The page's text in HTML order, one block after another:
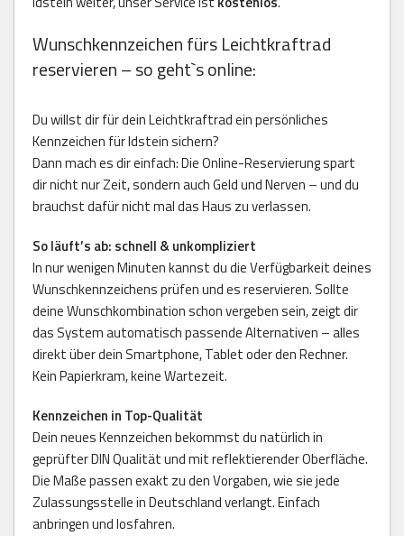
Wunschkennzeichen fürs Leichtkraftrad
reservieren – so geht`s online:
Du willst dir für dein Leichtkraftrad ein persönliches
Kennzeichen für Idstein sichern?
Dann mach es dir einfach: Die Online-Reservierung spart
dir nicht nur Zeit, sondern auch Geld und Nerven – und du
brauchst dafür nicht mal das Haus zu verlassen.
So läuft’s ab: schnell & unkompliziert
In nur wenigen Minuten kannst du die Verfügbarkeit deines
Wunschkennzeichens prüfen und es reservieren. Sollte
deine Wunschkombination schon vergeben sein, zeigt dir
das System automatisch passende Alternativen – alles
direkt über dein Smartphone, Tablet oder den Rechner.
Kein Papierkram, keine Wartezeit.
Kennzeichen in Top-Qualität
Dein neues Kennzeichen bekommst du natürlich in
geprüfter DIN Qualität und mit reflektierender Oberfläche.
Die Maße passen exakt zu den Vorgaben, wie sie jede
Zulassungsstelle in Deutschland verlangt. Einfach
anbringen und losfahren.